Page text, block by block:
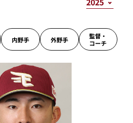
内野手 外野手
監督・
コーチ